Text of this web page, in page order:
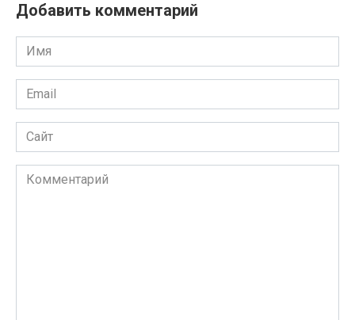
Добавить комментарий
Имя
Email
Сайт
Комментарий